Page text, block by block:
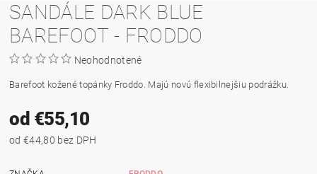
SANDÁLE DARK BLUE
BAREFOOT - FRODDO
Neohodnotené
Barefoot kožené topánky Froddo. Majú novú flexibilnejšiu podrážku.
od €55,10
od €44,80 bez DPH